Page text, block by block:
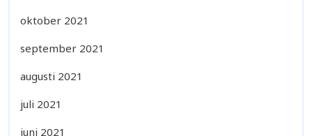
oktober 2021
september 2021
augusti 2021
juli 2021
juni 2021